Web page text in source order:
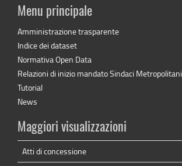
Menu principale
Amministrazione trasparente
Indice dei dataset
Normativa Open Data
Relazioni di inizio mandato Sindaci Metropolitani
Tutorial
News
Maggiori visualizzazioni
Atti di concessione